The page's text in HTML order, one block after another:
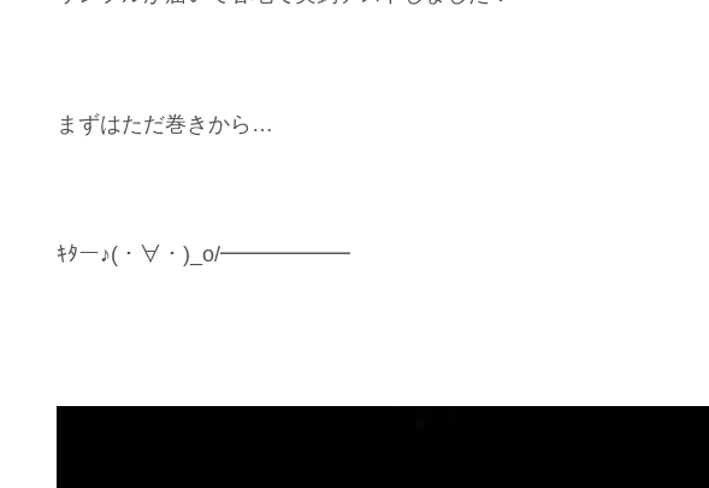
まずはただ巻きから…
ｷﾀー♪(・∀・)_o/━━━━━━